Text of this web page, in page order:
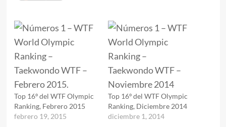
Top 16º del WTF Olympic
Ranking, Febrero 2015
febrero 19, 2015
Top 16º del WTF Olympic
Ranking, Diciembre 2014
diciembre 1, 2014